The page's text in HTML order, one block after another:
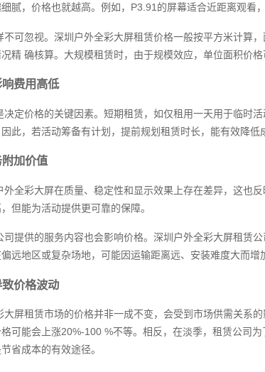
腻，价格也就越高。例如，P3.91的屏幕适合近距离观看
不可忽视。深圳户外全彩大屏租赁价格一般按平方米计算
精 确核算。大规模租赁时，由于规模效应，单位面积价格
费用高低
决定价格的关键因素。短期租赁，如仅租用一天用于临时
此，若活动筹备有计划，提前规划租赁时长，能有效降低
加价值
外全彩大屏在质量、稳定性和显示效果上存在差异，这也
但能为活动提供更可靠的保障。
司提供的服务内容也会影响价格。深圳户外全彩大屏租赁
远地区或复杂场地，可能因运输距离远、安装难度大而
价格波动
大屏租赁市场的价格并非一成不变，会受到市场供需关系
可能会上涨20%-100 %不等。相反，在淡季，租赁公司
省成本的有效途径。